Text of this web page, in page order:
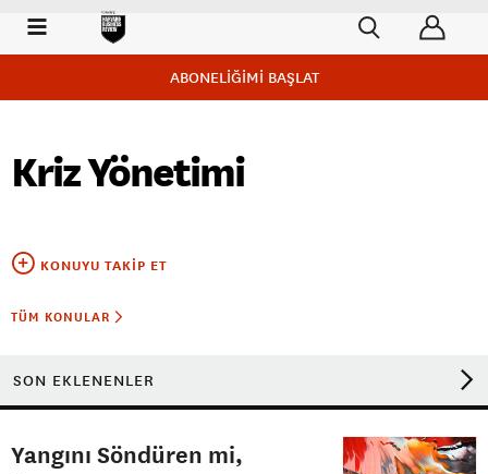
ABONELİĞİMİ BAŞLAT
Kriz Yönetimi
KONUYU TAKIP ET
TÜM KONULAR
SON EKLENENLER
Yangını Söndüren mi,